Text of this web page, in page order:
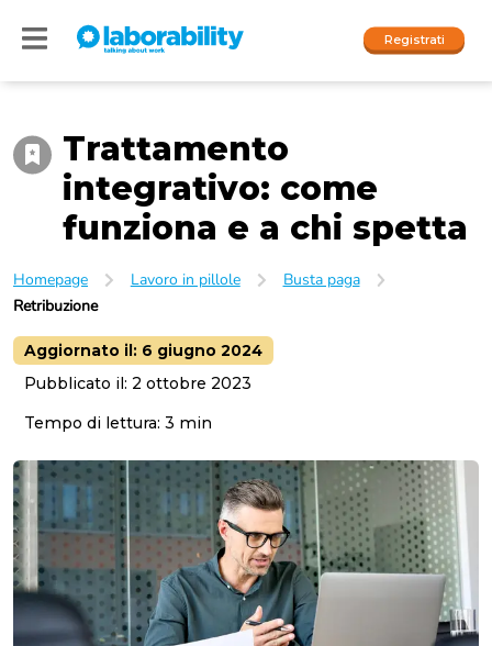
Registrati
I nostri social
Accedi
People
Company
Trattamento
integrativo: come
funziona e a chi spetta
Homepage Lavoro in pillole
Busta paga
Retribuzione
Aggiornato il: 6 giugno 2024
Pubblicato il: 2 ottobre 2023
Tempo di lettura: 3 min